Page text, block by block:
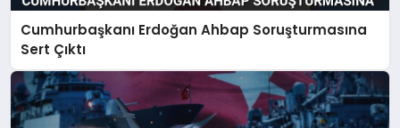
Cumhurbaşkanı Erdoğan Ahbap Soruşturmasına
Sert Çıktı